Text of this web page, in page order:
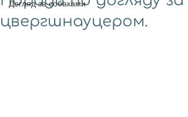
Догляд за собаками
цвергшнауцером.